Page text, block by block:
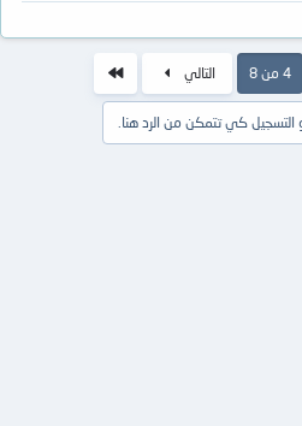
4 من 8 التالي
كي تتمكن من الرد هنا.